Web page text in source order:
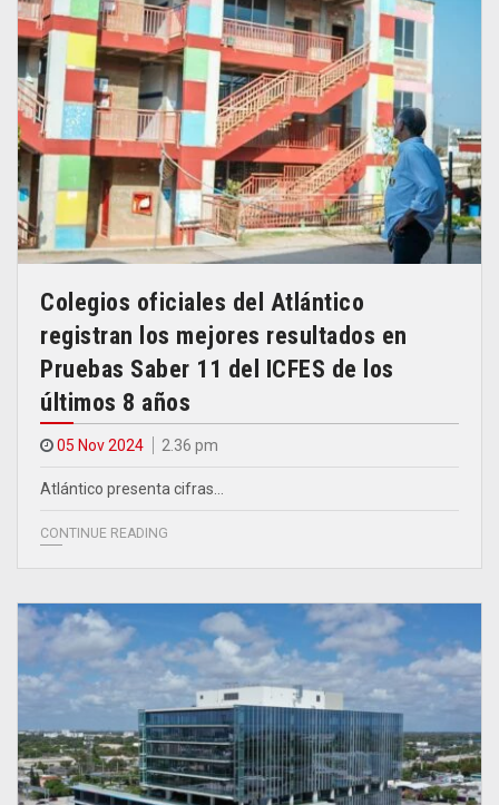
Colegios oficiales del Atlántico
registran los mejores resultados en
Pruebas Saber 11 del ICFES de los
últimos 8 años
05 Nov 2024 2.36 pm
Atlántico presenta cifras…
CONTINUE READING